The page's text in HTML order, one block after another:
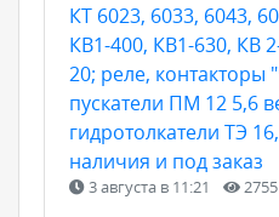
КТ 6023, 6033, 6043,
КВ1-400, КВ1-630, КВ
20; реле,
пускатели ПМ 12 5,6
гидротолкатели ТЭ
наличия и под заказ
3 августа в 11:21 2755